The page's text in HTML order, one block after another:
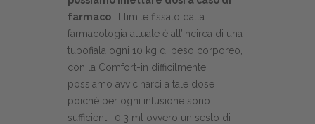
farmaco, il limite fissato dalla
farmacologia attuale è all’incirca di una
tubofiala ogni 10 kg di peso corporeo,
con la Comfort-in difficilmente
possiamo avvicinarci a tale dose
poiché per ogni infusione sono
sufficienti 0,3 ml ovvero un sesto di